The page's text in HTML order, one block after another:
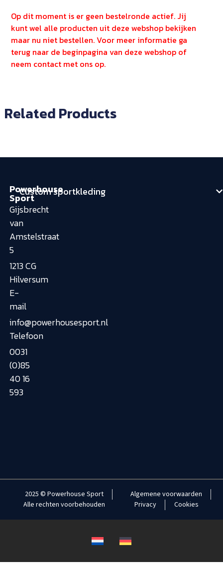
Op dit moment is er geen bestelronde actief. Jij
kunt wel alle producten uit deze webshop bekijken
maar nu niet bestellen. Voor meer informatie ga
terug naar de beginpagina van deze webshop of
neem contact met ons op.
Related Products
Powerhouse
Sport
Gijsbrecht
van
Amstelstraat
5
1213 CG
Hilversum
E-
mail
info@powerhousesport.nl
Telefoon
0031
(0)85
40 16
593
Custom sportkleding
2025 © Powerhouse Sport
Alle rechten voorbehouden
Algemene voorwaarden
Privacy
Cookies